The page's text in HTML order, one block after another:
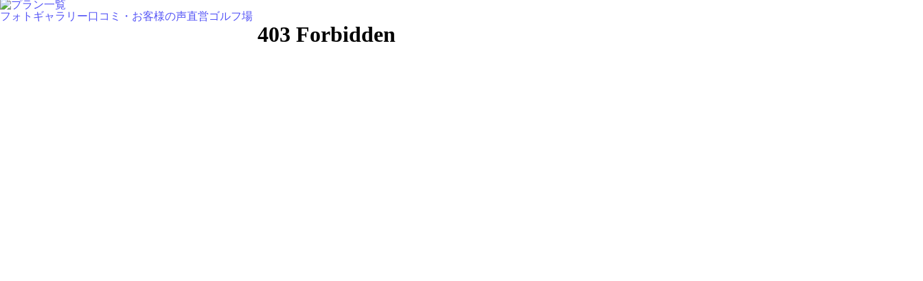
フォトギャラリー口コミ・お客様の声直営ゴルフ場